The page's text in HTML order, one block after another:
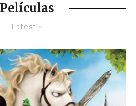
Películas
Latest